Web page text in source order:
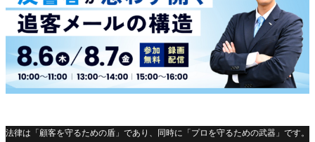
法律は「顧客を守るための盾」であり、同時に「プロを守るための武器」です。